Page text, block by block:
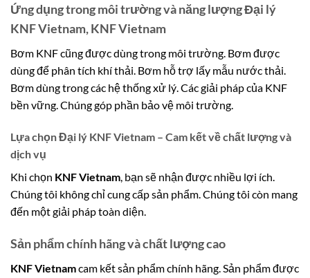
Ứng dụng trong môi trường và năng lượng Đại lý
KNF Vietnam, KNF Vietnam
Bơm KNF cũng được dùng trong môi trường. Bơm được
dùng để phân tích khí thải. Bơm hỗ trợ lấy mẫu nước thải.
Bơm dùng trong các hệ thống xử lý. Các giải pháp của KNF
bền vững. Chúng góp phần bảo vệ môi trường.
Lựa chọn Đại lý KNF Vietnam – Cam kết về chất lượng và
dịch vụ
Khi chọn KNF Vietnam , bạn sẽ nhận được nhiều lợi ích.
Chúng tôi không chỉ cung cấp sản phẩm. Chúng tôi còn mang
đến một giải pháp toàn diện.
Sản phẩm chính hãng và chất lượng cao
KNF Vietnamcam kết sản phẩm chính hãng. Sản phẩm được